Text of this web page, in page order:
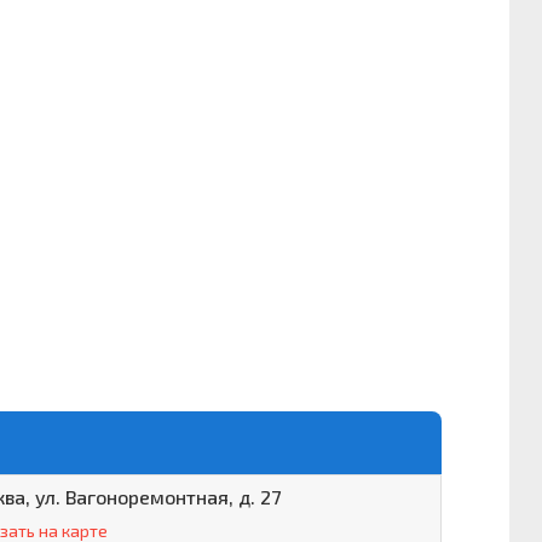
ул. Вагоноремонтная, д. 27
на карте